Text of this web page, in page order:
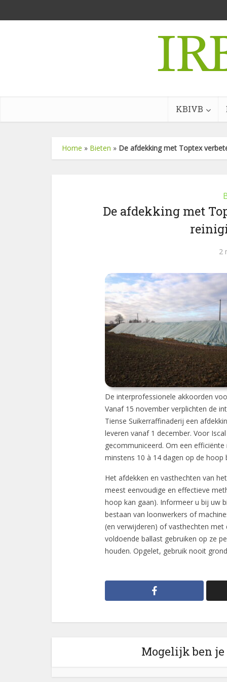
KBIVB
Home » Bieten » De afdekking met Toptex
De afdekking met
2
De interprofessionele akkoorden
Vanaf 15 november verplichten de
Tiense Suikerraffinaderij een
leveren vanaf 1 december. Voor
gecommuniceerd. Om een
minstens 10 à 14 dagen op de hoop
Het afdekken en vasthechten van
meest eenvoudige en effectieve
hoop kan gaan). Informeer u bij uw
bestaan van loonwerkers of
(en verwijderen) of vasthechten
voldoende ballast gebruiken op ze
houden. Opgelet, gebruik nooit
Mogelijk ben